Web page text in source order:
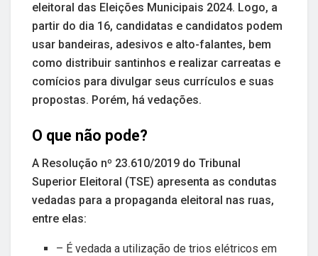
eleitoral das Eleições Municipais 2024. Logo, a
partir do dia 16, candidatas e candidatos podem
usar bandeiras, adesivos e alto-falantes, bem
como distribuir santinhos e realizar carreatas e
comícios para divulgar seus currículos e suas
propostas. Porém, há vedações.
O que não pode?
A Resolução nº 23.610/2019 do Tribunal
Superior Eleitoral (TSE) apresenta as condutas
vedadas para a propaganda eleitoral nas ruas,
entre elas:
– É vedada a utilização de trios elétricos em